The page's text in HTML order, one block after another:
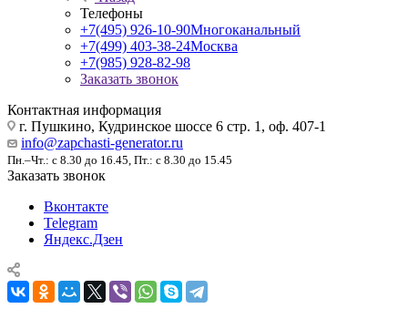
Телефоны
+7(495) 926-10-90Многоканальный
+7(499) 403-38-24Москва
+7(985) 928-82-98
Заказать звонок
Контактная информация
г. Пушкино, Кудринское шоссе 6 стр. 1, оф. 407-1
info@zapchasti-generator.ru
Пн.–Чт.: с 8.30 до 16.45, Пт.: с 8.30 до 15.45
Заказать звонок
Вконтакте
Telegram
Яндекс.Дзен